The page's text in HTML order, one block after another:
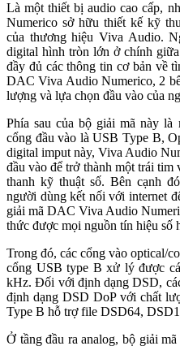
Là một thiết bị audio cao cấp,
Numerico sở hữu thiết kế kỹ
của thương hiệu Viva Audio.
digital hình tròn lớn ở chính
đầy đủ các thông tin cơ bản về
DAC Viva Audio Numerico, 2
lượng và lựa chọn đầu vào của
Phía sau của bộ giải mã này
cổng đầu vào là USB Type B,
digital imput này, Viva Audio
đầu vào để trở thành một trái tim
thanh kỹ thuật số. Bên cạnh
người dùng kết nối với internet
giải mã DAC Viva Audio
thức được mọi nguồn tín hiệu số
Trong đó, các cổng vào optical/
cổng USB type B xử lý được
kHz. Đối với định dạng DSD,
định dạng DSD DoP với chất
Type B hỗ trợ file DSD64,
Ở tầng đầu ra analog, bộ giải